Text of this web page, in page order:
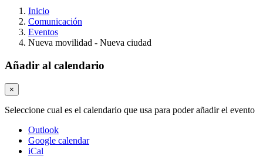
Inicio
Comunicación
Eventos
Nueva movilidad - Nueva ciudad
Añadir al calendario
×
Seleccione cual es el calendario que usa para poder añadir el evento
Outlook
Google calendar
iCal